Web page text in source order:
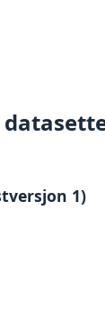
1)